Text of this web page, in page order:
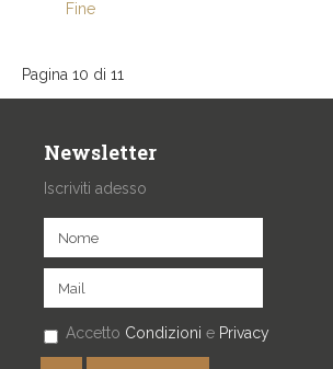
Fine
Pagina 10 di 11
Newsletter
Iscriviti adesso
Accetto Condizioni e Privacy